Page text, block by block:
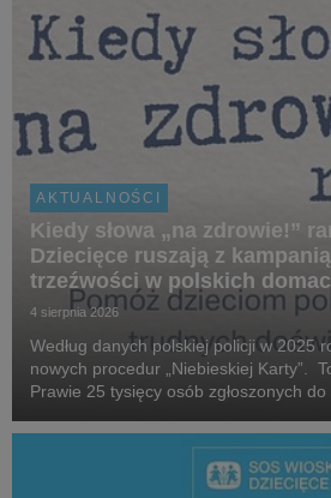
AKTUALNOŚCI
Kiedy słowa „na zdrowie!”
Dziecięce ruszają z
trzeźwości w polskich
4 sierpnia 2026
Według danych polskiej policji w 2025
nowych procedur „Niebieskiej Karty”.
Prawie 25 tysięcy osób zgłoszonych do
pod wpływem alkoholu. W 2025 roku...